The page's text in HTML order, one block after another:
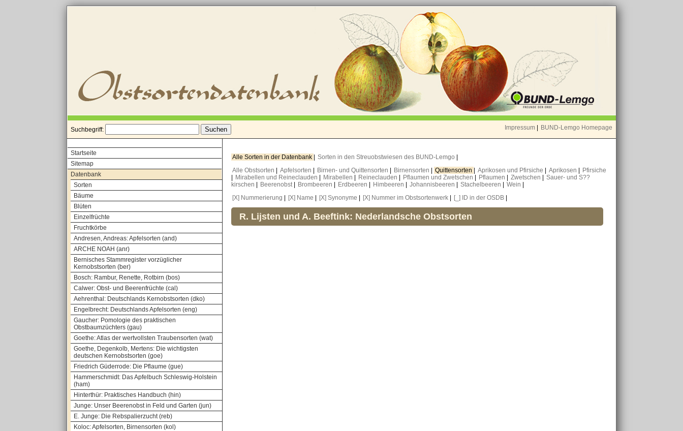
Suchbegriff: Impressum BUND-Lemgo Homepage
Startseite
Sitemap
Datenbank
Sorten
Bäume
Blüten
Einzelfrüchte
Fruchtkörbe
Andresen, Andreas: Apfelsorten (and)
ARCHE NOAH (anr)
Bernisches Stammregister vorzüglicher
Kernobstsorten (ber)
Bosch: Rambur, Renette, Rotbirn (bos)
Calwer: Obst- und Beerenfrüchte (cal)
Aehrenthal: Deutschlands Kernobstsorten (dko)
Engelbrecht: Deutschlands Apfelsorten (eng)
Gaucher: Pomologie des praktischen
Obstbaumzüchters (gau)
Goethe: Atlas der wertvollsten Traubensorten (wat)
Goethe, Degenkolb, Mertens: Die wichtigsten
deutschen Kernobstsorten (goe)
Friedrich Güderrode: Die Pflaume (gue)
Hammerschmidt: Das Apfelbuch Schleswig-Holstein
(ham)
Hinterthür: Praktisches Handbuch (hin)
Junge: Unser Beerenobst in Feld und Garten (jun)
E. Junge: Die Rebspalierzucht (reb)
Koloc: Apfelsorten, Birnensorten (kol)
Alle Sorten in der Datenbank Sorten in den Streuobstwiesen des BUND-Lemgo
Alle Obstsorten
Apfelsorten Birnen- und Quittensorten Birnensorten Quittensorten Aprikosen und Pfirsiche Aprikosen
Pfirsiche
Mirabellen und Reineclauden Mirabellen Reineclauden Pflaumen und Zwetschen Pflaumen Zwetschen
Sauer- und S??
kirschen
Beerenobst Brombeeren Erdbeeren Himbeeren Johannisbeeren Stachelbeeren Wein
[X] Nummerierung
[X] Name [X] Synonyme [X] Nummer im Obstsortenwerk [_] ID in der OSDB
R. Lijsten und A. Beeftink: Nederlandsche Obstsorten